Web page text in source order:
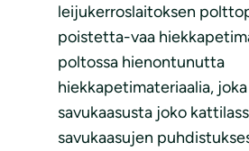
leijukerroslaitoksen
poistetta-vaa
poltossa hienontunutta
hiekkapetimateriaalia,
savukaasusta joko
savukaasujen